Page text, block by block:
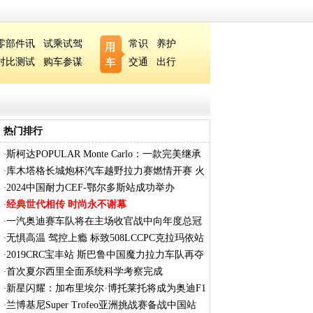
部件讯
试乘试驾
比测试
购车参谋
常识
养护
交通
出行
热门排行
·斯柯达POPULAR Monte Carlo：一款完美继承
传奇
·库木塔格长城炮杯汽车越野拉力赛燃情开赛 火
·2024中国耐力CEF-鄂尔多斯站成功举办
·经典世代相传 时尚永不谢幕
·一汽奥迪赛车队将在主场收官战中向年度总冠
军
·无惧高温 驾控上瘾 标致508LCCPC克拉玛依站
连
·2019CRC宝丰站 斯巴鲁中国魔力拉力车队再夺
数
·首次夏尔西里全面系统科学考察完成
·新星闪耀：加布里埃尔·博托莱托将成为奥迪F1
车
·兰博基尼Super Trofeo亚洲挑战赛备战中国站